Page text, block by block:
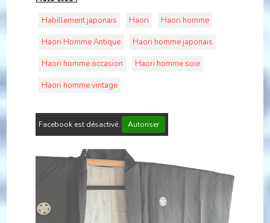
Habillement japonais
Haori
Haori homme
Haori Homme Antique
Haori homme japonais
Haori homme occasion
Haori homme soie
Haori homme vintage
Facebook est désactivé. Autoriser